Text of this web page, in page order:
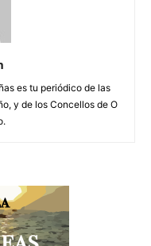
es tu periódico de las
y de los Concellos de O